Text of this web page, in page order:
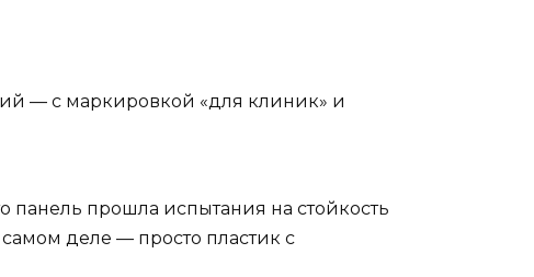
— с маркировкой «для клиник» и
панель прошла испытания на стойкость
деле — просто пластик с